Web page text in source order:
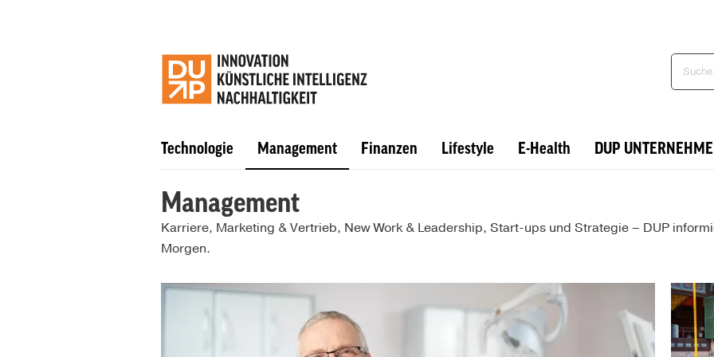
Technologie Management Finanzen Lifestyle E-Health DUP
Management
Karriere, Marketing & Vertrieb, New Work & Leadership, Start-ups und Strategie – DUP
Morgen.